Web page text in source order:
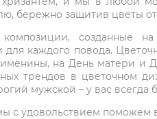
бережно защитив цветы
композиции,
каждого повода.
на День матери и
трендов в цветочном
мужской – у вас
с удовольствием